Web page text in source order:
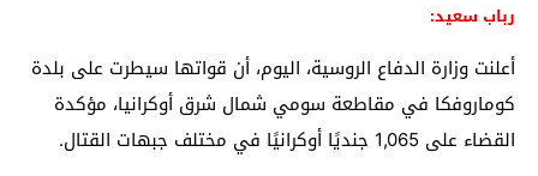
رباب سعيد:
أعلنت وزارة الدفاع الروسية، اليوم، أن قواتها سيطرت على بلدة
كوماروفكا في مقاطعة سومي شمال شرق أوكرانيا، مؤكدة
القضاء على 1,065 جنديًا أوكرانيًا في مختلف جبهات القتال.